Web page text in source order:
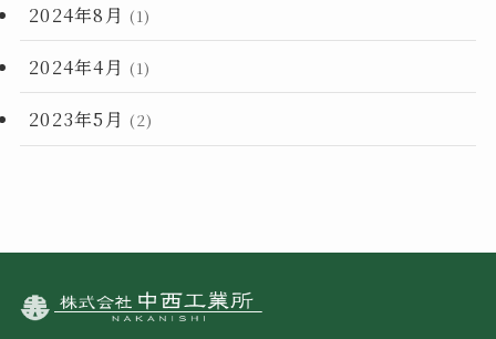
2024年8月 (1)
2024年4月 (1)
2023年5月 (2)